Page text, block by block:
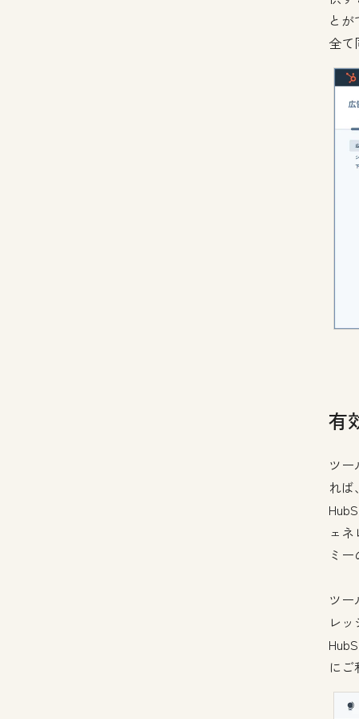
と
全て
有
ツ
れ
ェ
ミ
ツ
レ
に